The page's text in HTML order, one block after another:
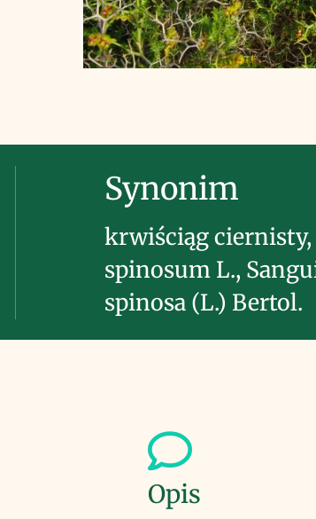
Synonim
krwiściąg
spinosum L.,
spinosa (L.) Bertol.
Opis